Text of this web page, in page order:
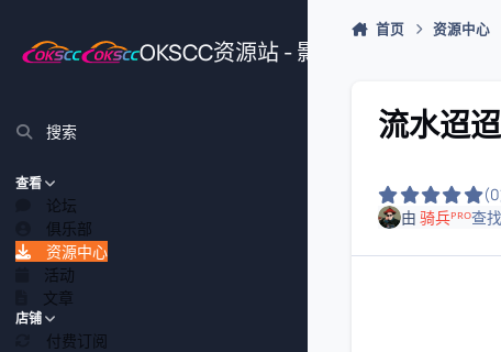
OKSCC资源站 - 影视、游戏、源码插
搜索
查看
论坛
俱乐部
资源中心
活动
文章
店铺
付费订阅
首页 资源中心
流水迢
由 骑兵ᴾᴿᴼ查